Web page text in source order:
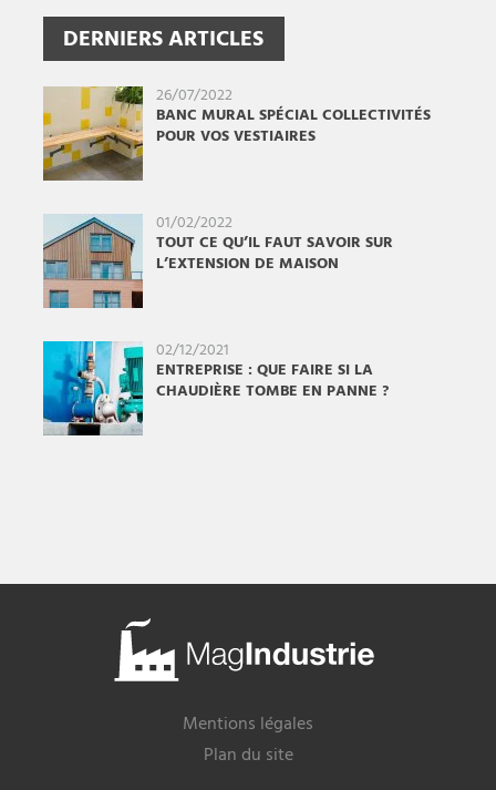
DERNIERS ARTICLES
26/07/2022
BANC MURAL SPÉCIAL COLLECTIVITÉS
POUR VOS VESTIAIRES
01/02/2022
TOUT CE QU’IL FAUT SAVOIR SUR
L’EXTENSION DE MAISON
02/12/2021
ENTREPRISE : QUE FAIRE SI LA
CHAUDIÈRE TOMBE EN PANNE ?
Industrie
Mentions légales
Plan du site